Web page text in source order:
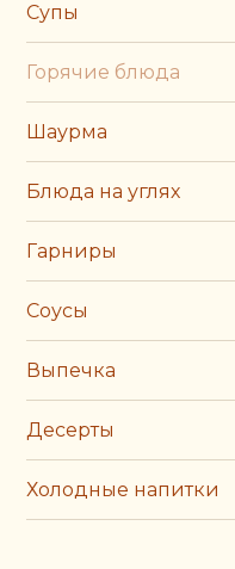
Супы
Горячие блюда
Шаурма
Блюда на углях
Гарниры
Соусы
Выпечка
Десерты
Холодные напитки